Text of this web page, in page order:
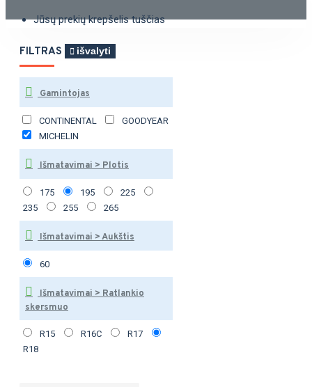
Jūsų prekių krepšelis tuščias
FILTRAS išvalyti
Gamintojas
CONTINENTAL
GOODYEAR
MICHELIN
Išmatavimai > Plotis
175 195
225
235
255 265
Išmatavimai > Aukštis
60
Išmatavimai > Ratlankio
skersmuo
R15 R16C
R17
R18